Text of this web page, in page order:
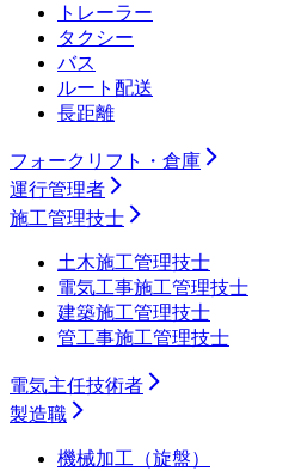
トレーラー
タクシー
バス
ルート配送
長距離
フォークリフト・倉庫
運行管理者
施工管理技士
土木施工管理技士
電気工事施工管理技士
建築施工管理技士
管工事施工管理技士
電気主任技術者
製造職
機械加工（旋盤）